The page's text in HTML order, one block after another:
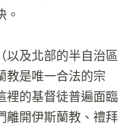
。
以及北部的半自治區
教是唯一合法的宗
裡的基督徒普遍面臨
離開伊斯蘭教、禮拜